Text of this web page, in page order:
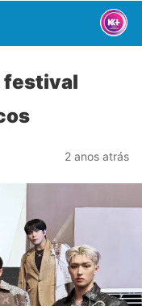
festival
2 anos atrás